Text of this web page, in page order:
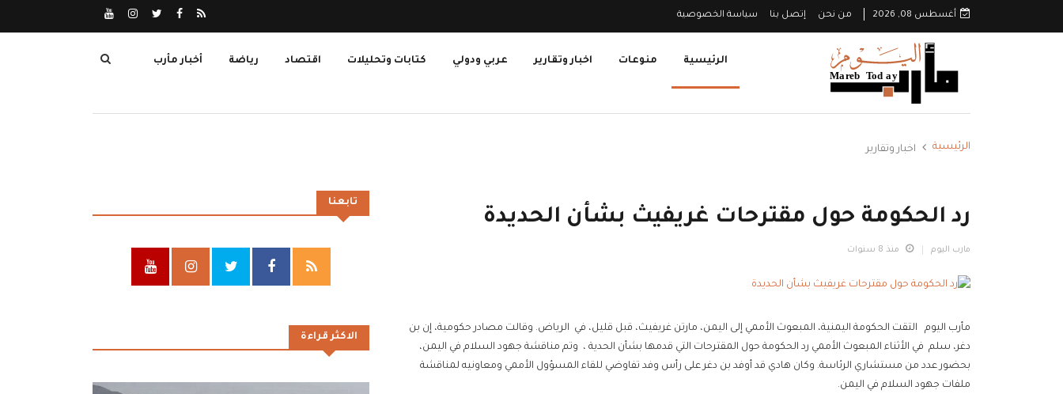
أغسطس 08, 2026 من نحن إتصل بنا سياسة الخصوصية
الرئيسية منوعات اخبار وتقارير عربي ودولي كتابات وتحليلات اقتصاد رياضة أخبار مأرب
الرئيسية اخبار وتقارير
رد الحكومة حول مقترحات غريفيث بشأن الحديدة
مارب اليوم منذ 8 سنوات
مأرب اليوم التقت الحكومة اليمنية، المبعوث الأممي إلى اليمن، مارتن غريفيث، قبل قليل، في الرياض. وقالت مصادر حكومية، إن بن
دغر، سلم في الأثناء المبعوث الأممي رد الحكومة حول المقترحات التي قدمها بشأن الحدية ، وتم مناقشة جهود السلام في اليمن،
بحضور عدد من مستشاري الرئاسة. وكان هادي قد أوفد بن دغر على رأس وفد تفاوضي للقاء المسؤول الأممي ومعاونيه لمناقشة
ملفات جهود السلام في اليمن.
تابعنا
الاكثر قراءة